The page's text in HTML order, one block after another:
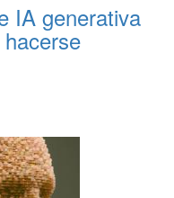
IA generativa